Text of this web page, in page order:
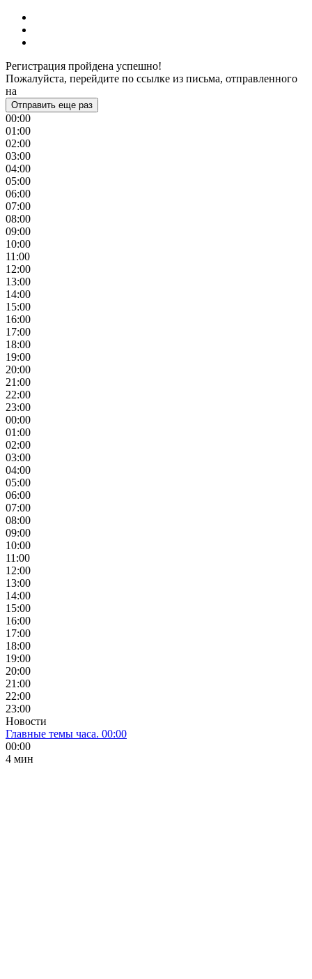
Регистрация пройдена успешно!
Пожалуйста, перейдите по ссылке из письма, отправленного
на
Отправить еще раз
00:00
01:00
02:00
03:00
04:00
05:00
06:00
07:00
08:00
09:00
10:00
11:00
12:00
13:00
14:00
15:00
16:00
17:00
18:00
19:00
20:00
21:00
22:00
23:00
00:00
01:00
02:00
03:00
04:00
05:00
06:00
07:00
08:00
09:00
10:00
11:00
12:00
13:00
14:00
15:00
16:00
17:00
18:00
19:00
20:00
21:00
22:00
23:00
Новости
Главные темы часа. 00:00
00:00
4 мин